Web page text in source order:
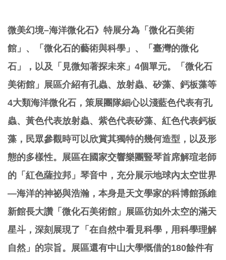
微美幻境–海洋微化石》特展分為「微化石美術
館」、「微化石的藝術與科學」、「臺灣的微化
石」，以及「見微知著探未來」4個單元。「微化石
美術館」展區介紹有孔蟲、放射蟲、矽藻、鈣板藻等
4大類海洋微化石，策展團隊細心以淺藍色代表有孔
蟲、黃色代表放射蟲、紫色代表矽藻、紅色代表鈣板
藻，民眾參觀時可以欣賞其獨特的幾何造型，以及形
態的多樣性。展區在國家交響樂團豎琴首席解瑄老師
的「紅色薩拉邦」琴音中，充分展示地球內太空世界
—海洋的神祕與浩瀚，本身是天文學家的科博館孫維
新館長大讚「微化石美術館」展區彷如外太空的滿天
星斗，深刻展現了「在自然中看見科學，用科學理解
自然」的宗旨。展區還有中山大學慨借的180餘件有